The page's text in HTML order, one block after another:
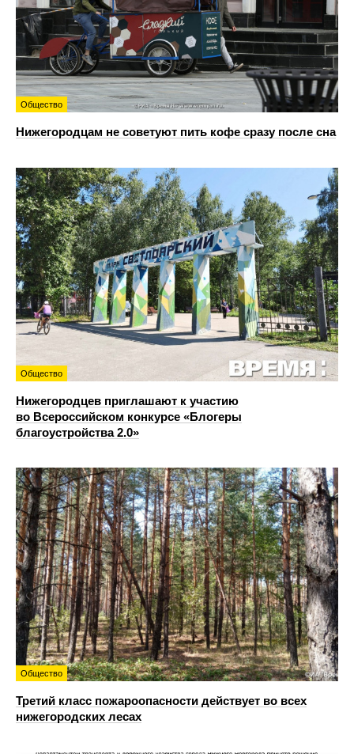
Общество
Нижегородцам не советуют пить кофе сразу после сна
Общество
Нижегородцев приглашают к участию
во Всероссийском конкурсе «Блогеры
благоустройства 2.0»
Общество
Третий класс пожароопасности действует во всех
нижегородских лесах